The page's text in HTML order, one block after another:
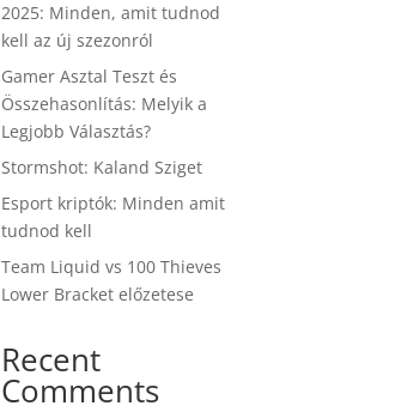
2025: Minden, amit tudnod
kell az új szezonról
Gamer Asztal Teszt és
Összehasonlítás: Melyik a
Legjobb Választás?
Stormshot: Kaland Sziget
Esport kriptók: Minden amit
tudnod kell
Team Liquid vs 100 Thieves
Lower Bracket előzetese
Recent
Comments